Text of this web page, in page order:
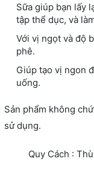
Sữa giúp bạn lấy
tập thể dục, và
Với vị ngọt và độ
phê.
Giúp tạo vị ngon
uống.
Sản phẩm không
sử dụng.
Quy Cách :